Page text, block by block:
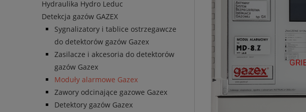
Hydraulika Hydro Leduc
Detekcja gazów GAZEX
Sygnalizatory i tablice ostrzegawcze
do detektorów gazów Gazex
Zasilacze i akcesoria do detektorów
gazów Gazex
Moduły alarmowe Gazex
Zawory odcinające gazowe Gazex
Detektory gazów Gazex